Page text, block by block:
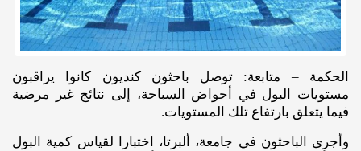
الحكمة – متابعة: توصل باحثون كنديون كانوا يراقبون
مستويات البول في أحواض السباحة، إلى نتائج غير مرضية
فيما يتعلق بارتفاع تلك المستويات.
وأجرى الباحثون في جامعة، ألبرتا، اختبارا لقياس كمية البول